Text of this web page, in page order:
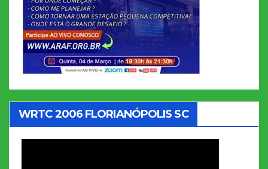
WRTC 2006 FLORIANÓPOLIS SC